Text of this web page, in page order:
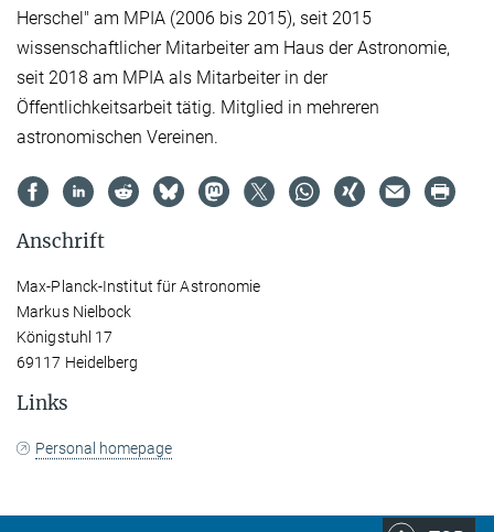
Herschel" am MPIA (2006 bis 2015), seit 2015
wissenschaftlicher Mitarbeiter am Haus der Astronomie,
seit 2018 am MPIA als Mitarbeiter in der
Öffentlichkeitsarbeit tätig. Mitglied in mehreren
astronomischen Vereinen.
Anschrift
Max-Planck-Institut für Astronomie
Markus Nielbock
Königstuhl 17
69117 Heidelberg
Links
Personal homepage